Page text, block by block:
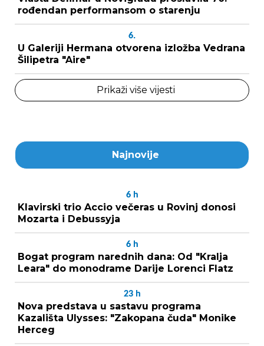
rođendan performansom o starenju
6.
U Galeriji Hermana otvorena izložba Vedrana
Šilipetra "Aire"
Prikaži više vijesti
Najnovije
6 h
Klavirski trio Accio večeras u Rovinj donosi
Mozarta i Debussyja
6 h
Bogat program narednih dana: Od "Kralja
Leara" do monodrame Darije Lorenci Flatz
23 h
Nova predstava u sastavu programa
Kazališta Ulysses: "Zakopana čuda" Monike
Herceg